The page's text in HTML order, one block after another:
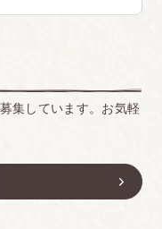
集しています。お気軽